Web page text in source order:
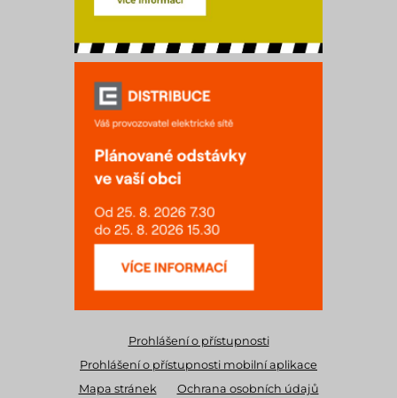
Prohlášení o přístupnosti
Prohlášení o přístupnosti mobilní aplikace
Mapa stránek
Ochrana osobních údajů